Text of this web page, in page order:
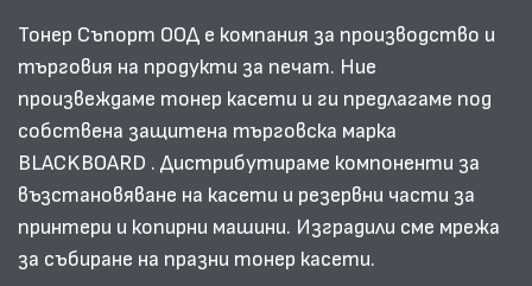
Тонер Съпорт ООД е компания за производство и
търговия на продукти за печат. Ние
произвеждаме тонер касети и ги предлагаме под
собствена защитена търговска марка
BLACKBOARD . Дистрибутираме компоненти за
възстановяване на касети и резервни части за
принтери и копирни машини. Изградили сме мрежа
за събиране на празни тонер касети.